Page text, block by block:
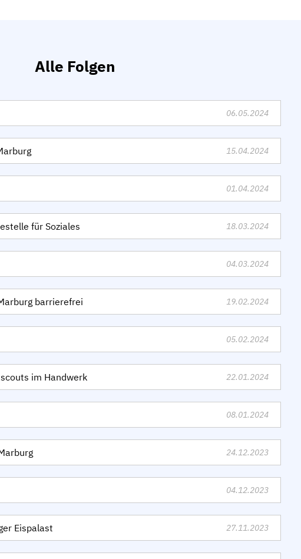
Alle Folgen
06.05.2024
15.04.2024
01.04.2024
für Soziales 18.03.2024
04.03.2024
barrierefrei 19.02.2024
05.02.2024
im Handwerk 22.01.2024
08.01.2024
24.12.2023
04.12.2023
Eispalast 27.11.2023